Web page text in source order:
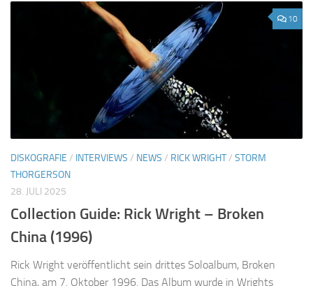
10
DISKOGRAFIE / INTERVIEWS / NEWS / RICK WRIGHT/ STORM
THORGERSON
28. JULI 2025
Collection Guide: Rick Wright – Broken
China (1996)
Rick Wright veröffentlicht sein drittes Soloalbum, Broken
China, am 7. Oktober 1996. Das Album wurde in Wrights